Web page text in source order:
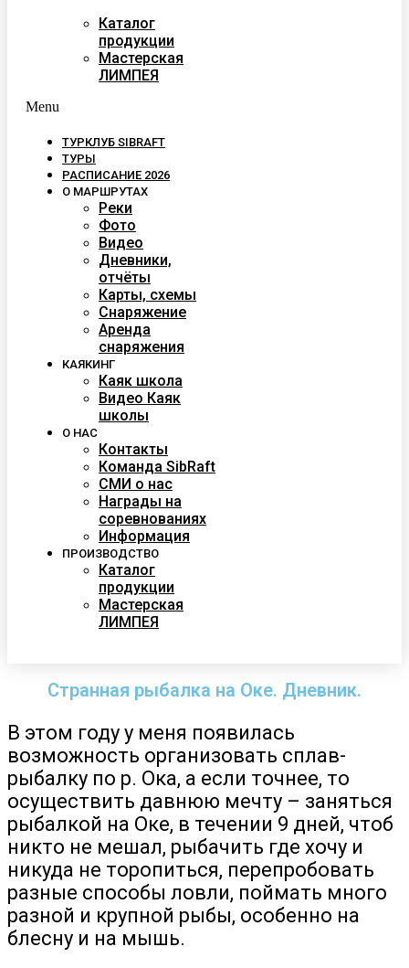
Каталог
продукции
Мастерская
ЛИМПЕЯ
Menu
ТУРКЛУБ SIBRAFT
ТУРЫ
РАСПИСАНИЕ 2026
О МАРШРУТАХ
Реки
Фото
Видео
Дневники,
отчёты
Карты, схемы
Снаряжение
Аренда
снаряжения
КАЯКИНГ
Каяк школа
Видео Каяк
школы
О НАС
Контакты
Команда SibRaft
СМИ о нас
Награды на
соревнованиях
Информация
ПРОИЗВОДСТВО
Каталог
продукции
Мастерская
ЛИМПЕЯ
Странная рыбалка на Оке. Дневник.
В этом году у меня появилась
возможность организовать сплав-
рыбалку по р. Ока, а если точнее, то
осуществить давнюю мечту – заняться
рыбалкой на Оке, в течении 9 дней, чтоб
никто не мешал, рыбачить где хочу и
никуда не торопиться, перепробовать
разные способы ловли, поймать много
разной и крупной рыбы, особенно на
блесну и на мышь.